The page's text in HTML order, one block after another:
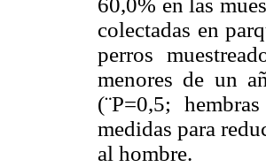
60,0% en las
colectadas en
perros
menores de un
(¨P=0,5;
medidas para
al hombre.